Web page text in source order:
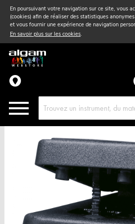
En poursuivant votre navigation sur ce site, vous
(cookies) afin de réaliser des statistiques
et vous fournir une expérience de navigation
En savoir plus sur les cookies.
Vent& Violon
Accessoires
Pièces détachées